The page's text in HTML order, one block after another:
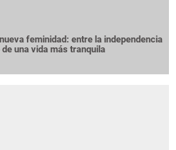
feminidad: entre la independencia
de una vida más tranquila